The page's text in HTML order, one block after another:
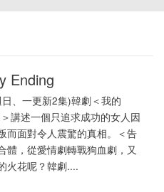
Ending
、一更新2集)韓劇＜我的
講述一個只追求成功的女人因
而面對令人震驚的真相。＜告
體，從愛情劇轉戰狗血劇，又
火花呢？韓劇....